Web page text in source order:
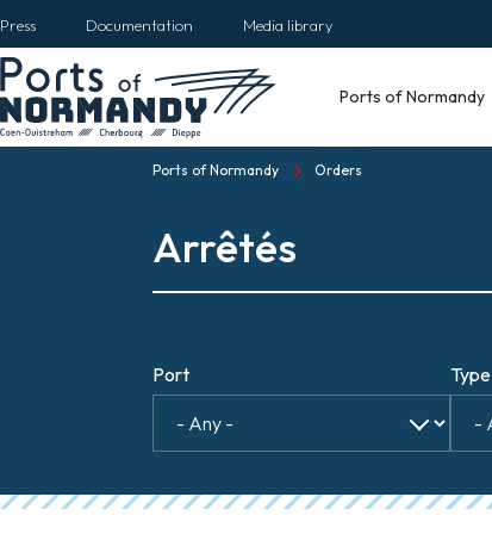
Skip
to
main
content
Press Documentation Media library
Main
Ports of Normandy
Breadcrumb
Ports of Normandy Orders
Arrêtés
Port Type